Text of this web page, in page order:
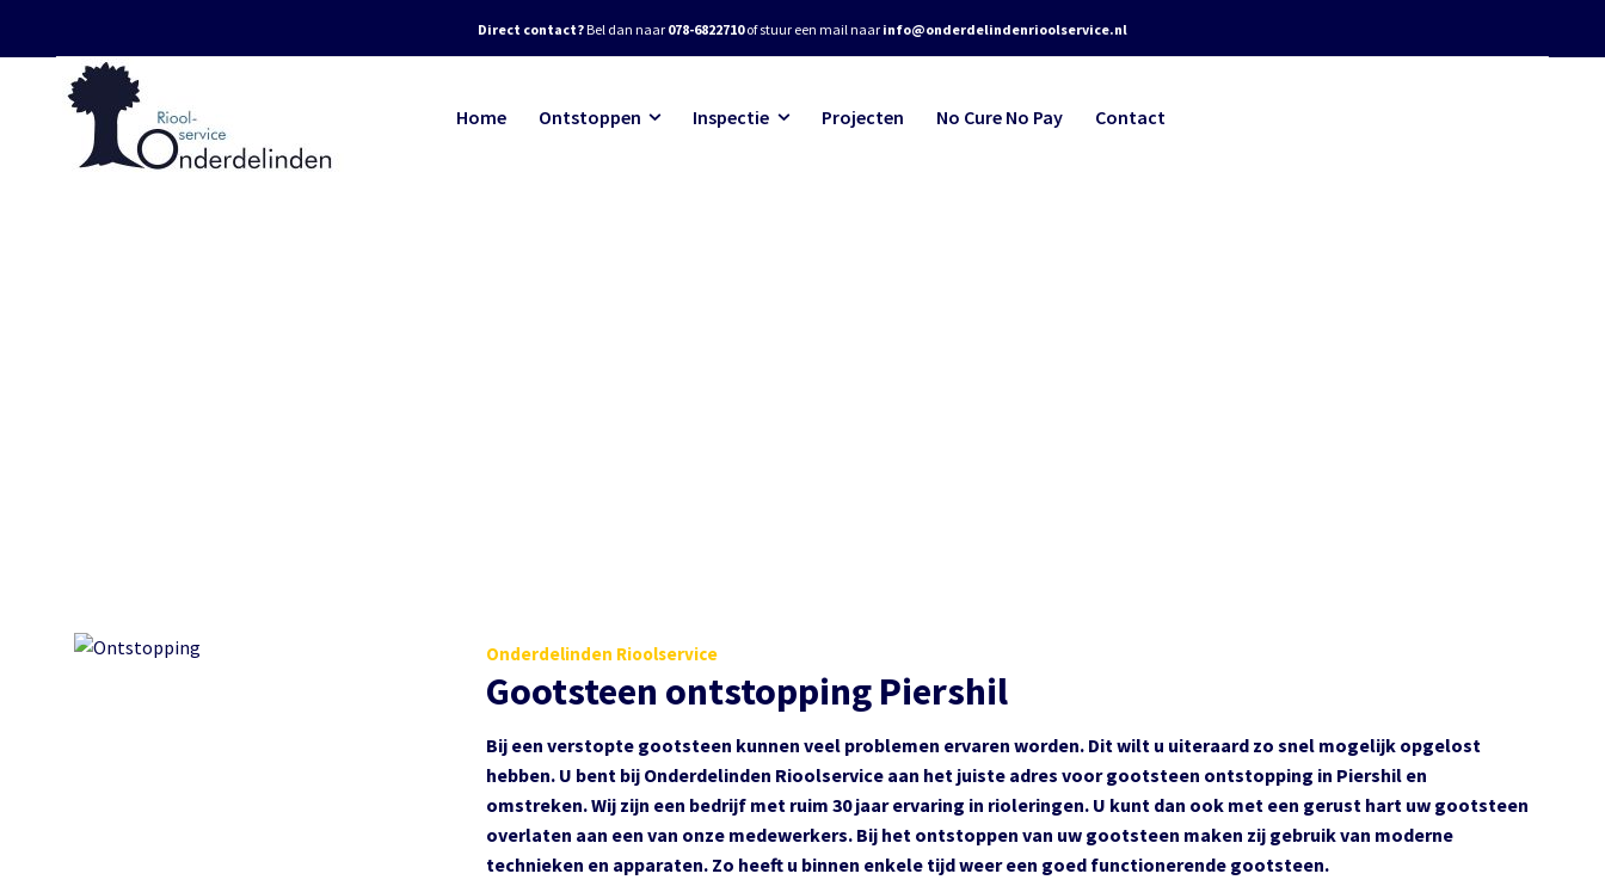
Direct contact?Bel dan naar 078-6822710of stuur een mail naar info@onderdelindenrioolservice.nl
Home Ontstoppen Inspectie Projecten No Cure No Pay Contact
Onderdelinden Rioolservice
Gootsteen ontstopping Piershil
Bij een verstopte gootsteen kunnen veel problemen ervaren worden. Dit wilt u uiteraard zo snel mogelijk opgelost
hebben. U bent bij Onderdelinden Rioolservice aan het juiste adres voor gootsteen ontstopping in Piershil en
omstreken. Wij zijn een bedrijf met ruim 30 jaar ervaring in rioleringen. U kunt dan ook met een gerust hart uw gootsteen
overlaten aan een van onze medewerkers. Bij het ontstoppen van uw gootsteen maken zij gebruik van moderne
technieken en apparaten. Zo heeft u binnen enkele tijd weer een goed functionerende gootsteen.